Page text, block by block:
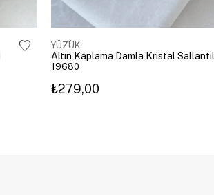
YÜZÜK
19680
₺279,00